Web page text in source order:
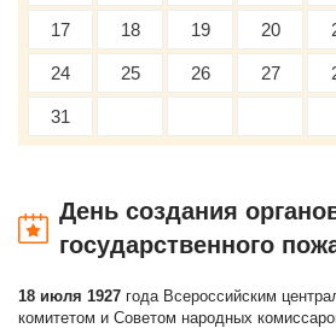
17 18 19 20
24 25 26 27
31
День создания
государственного
18 июля 1927 года Всероссийским
комитетом и Советом народных